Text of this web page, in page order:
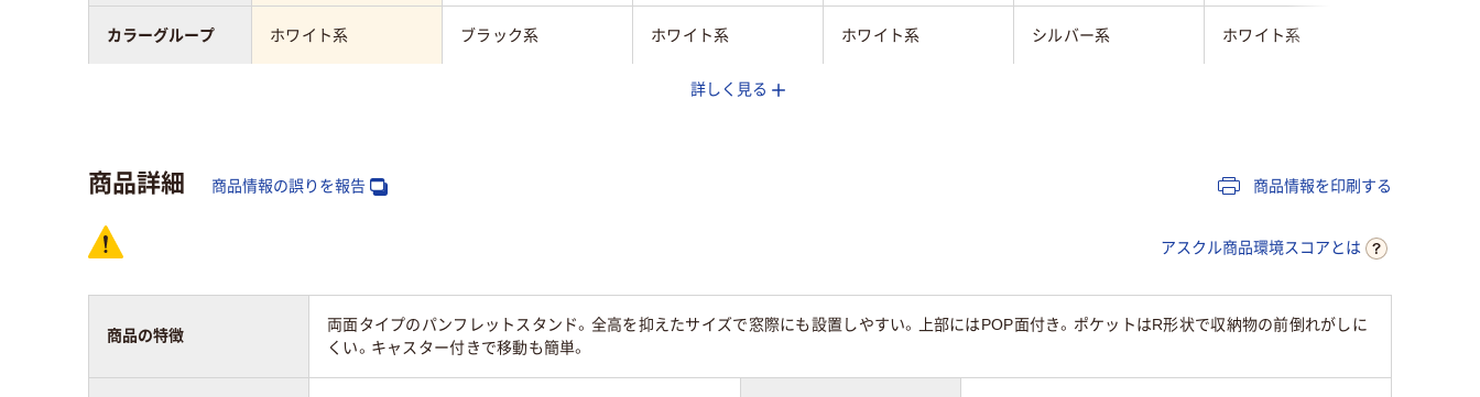
ホワイト系 ブラック系 ホワイト系 ホワイト系 シルバー系 ホワイト系
カラーグループ
スコア
詳しく見る
商品詳細 商品情報の誤りを報告 商品情報を印刷する
アスクル商品環境スコアとは
商品の特徴
両面タイプのパンフレットスタンド。全高を抑えたサイズで窓際にも設置しやすい。上部にはPOP面付き。ポケットはR形状で収納物の前倒れがしに
くい。キャスター付きで移動も簡単。